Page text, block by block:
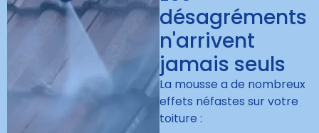
désagréments
n'arrivent
jamais seuls
La mousse a de nombreux
effets néfastes sur votre
toiture :